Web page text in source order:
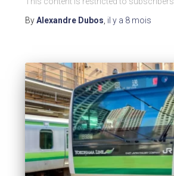
ByAlexandre Dubos il y a 8 mois